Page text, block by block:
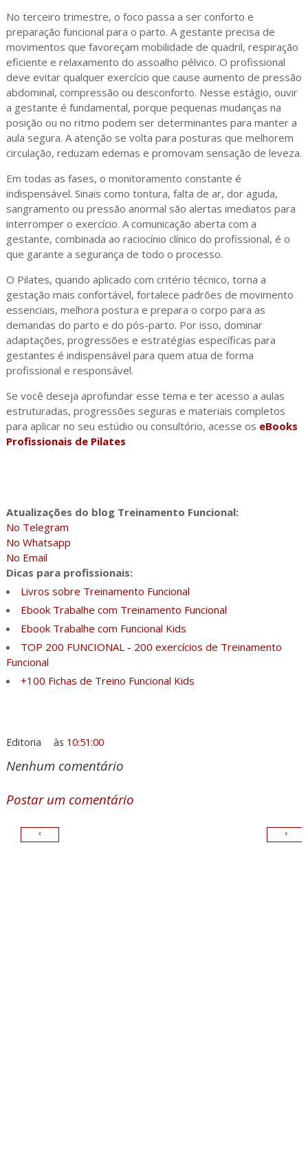
No terceiro trimestre, o foco passa a ser conforto e
preparação funcional para o parto. A gestante precisa de
movimentos que favoreçam mobilidade de quadril, respiração
eficiente e relaxamento do assoalho pélvico. O profissional
deve evitar qualquer exercício que cause aumento de pressão
abdominal, compressão ou desconforto. Nesse estágio, ouvir
a gestante é fundamental, porque pequenas mudanças na
posição ou no ritmo podem ser determinantes para manter a
aula segura. A atenção se volta para posturas que melhorem
circulação, reduzam edemas e promovam sensação de leveza.
Em todas as fases, o monitoramento constante é
indispensável. Sinais como tontura, falta de ar, dor aguda,
sangramento ou pressão anormal são alertas imediatos para
interromper o exercício. A comunicação aberta com a
gestante, combinada ao raciocínio clínico do profissional, é o
que garante a segurança de todo o processo.
O Pilates, quando aplicado com critério técnico, torna a
gestação mais confortável, fortalece padrões de movimento
essenciais, melhora postura e prepara o corpo para as
demandas do parto e do pós-parto. Por isso, dominar
adaptações, progressões e estratégias específicas para
gestantes é indispensável para quem atua de forma
profissional e responsável.
Se você deseja aprofundar esse tema e ter acesso a aulas
estruturadas, progressões seguras e materiais completos
para aplicar no seu estúdio ou consultório, acesse os eBooks
Profissionais de Pilates
Atualizações do blog Treinamento Funcional:
No Telegram
No Whatsapp
No Email
Dicas para profissionais:
Livros sobre Treinamento Funcional
Ebook Trabalhe com Treinamento Funcional
Ebook Trabalhe com Funcional Kids
TOP 200 FUNCIONAL - 200 exercícios de Treinamento
Funcional
+100 Fichas de Treino Funcional Kids
Editoria às 10:51:00
Nenhum comentário
Postar um comentário
‹ ›